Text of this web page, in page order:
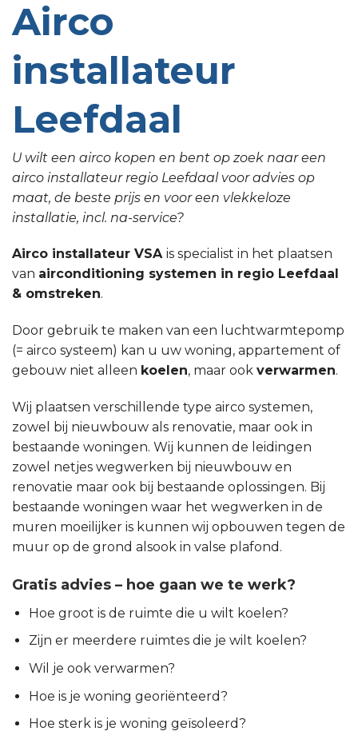
Airco
installateur
Leefdaal
U wilt een airco kopen en bent op zoek naar een
airco installateur regio Leefdaal voor advies op
maat, de beste prijs en voor een vlekkeloze
installatie, incl. na-service?
Airco installateur VSA is specialist in het plaatsen
van airconditioning systemen in regio Leefdaal
& omstreken.
Door gebruik te maken van een luchtwarmtepomp
(= airco systeem) kan u uw woning, appartement of
gebouw niet alleen koelen, maar ook verwarmen.
Wij plaatsen verschillende type airco systemen,
zowel bij nieuwbouw als renovatie, maar ook in
bestaande woningen. Wij kunnen de leidingen
zowel netjes wegwerken bij nieuwbouw en
renovatie maar ook bij bestaande oplossingen. Bij
bestaande woningen waar het wegwerken in de
muren moeilijker is kunnen wij opbouwen tegen de
muur op de grond alsook in valse plafond.
Gratis advies – hoe gaan we te werk?
Hoe groot is de ruimte die u wilt koelen?
Zijn er meerdere ruimtes die je wilt koelen?
Wil je ook verwarmen?
Hoe is je woning georiënteerd?
Hoe sterk is je woning geïsoleerd?